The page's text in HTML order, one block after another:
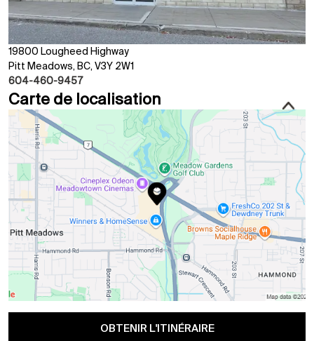
19800 Lougheed Highway
Pitt Meadows, BC, V3Y 2W1
604-460-9457
Carte de localisation
OBTENIR L'ITINÉRAIRE